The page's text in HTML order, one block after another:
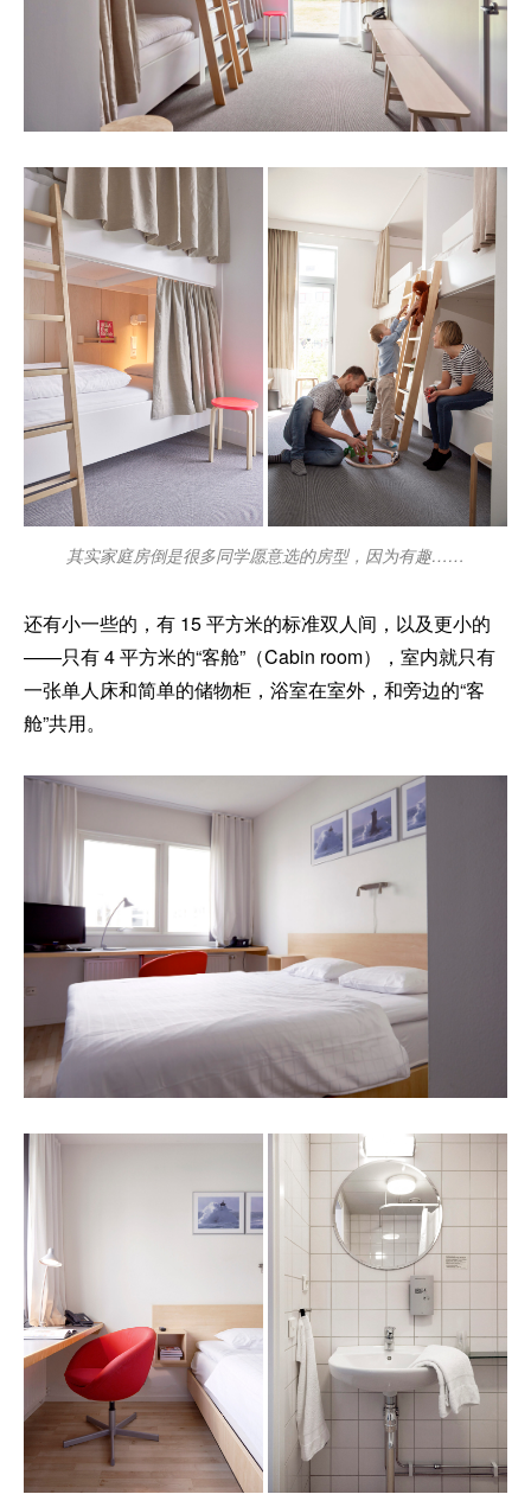
其实家庭房倒是很多同学愿意选的房型，因为有趣……
还有小一些的，有 15 平方米的标准双人间，以及更小的
——只有 4 平方米的“客舱”（Cabin room），室内就只有
一张单人床和简单的储物柜，浴室在室外，和旁边的“客
舱”共用。